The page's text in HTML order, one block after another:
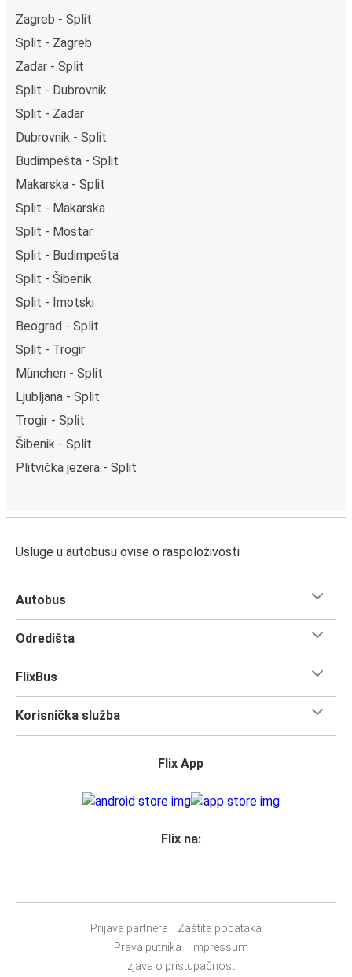
Zagreb - Split
Split - Zagreb
Zadar - Split
Split - Dubrovnik
Split - Zadar
Dubrovnik - Split
Budimpešta - Split
Makarska - Split
Split - Makarska
Split - Mostar
Split - Budimpešta
Split - Šibenik
Split - Imotski
Beograd - Split
Split - Trogir
München - Split
Ljubljana - Split
Trogir - Split
Šibenik - Split
Plitvička jezera - Split
Usluge u autobusu ovise o raspoloživosti
Autobus
Odredišta
FlixBus
Korisnička služba
Flix App
Flix na:
Prijava partnera
Zaštita podataka
Prava putnika
Impressum
Izjava o pristupačnosti